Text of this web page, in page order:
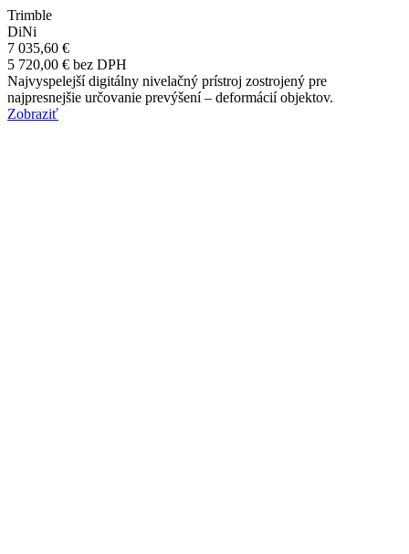
Trimble
DiNi
7 035,60 €
5 720,00 € bez DPH
Najvyspelejší digitálny nivelačný prístroj zostrojený pre
najpresnejšie určovanie prevýšení – deformácií objektov.
Zobraziť